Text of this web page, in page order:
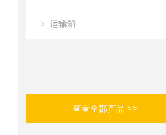
运输箱
查看全部产品 >>